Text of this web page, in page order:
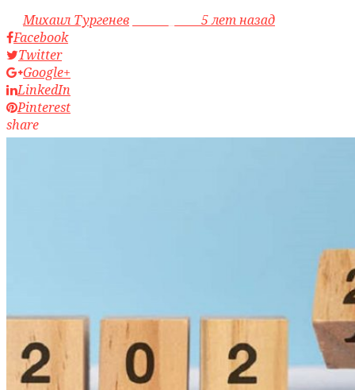
byМихаил Тургенев
5 лет назад
Facebook
Twitter
Google+
LinkedIn
Pinterest
share